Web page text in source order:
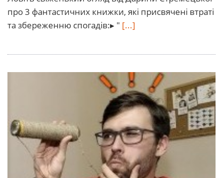
про 3 фантастичних книжки, які присвячені втраті
та збереженню спогадів:▸ " [...]